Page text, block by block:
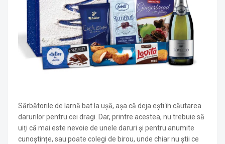
Sărbătorile de Iarnă bat la ușă, așa că deja ești în căutarea
darurilor pentru cei dragi. Dar, printre acestea, nu trebuie să
uiți că mai este nevoie de unele daruri și pentru anumite
cunoștințe, sau poate colegi de birou, unde chiar nu știi ce